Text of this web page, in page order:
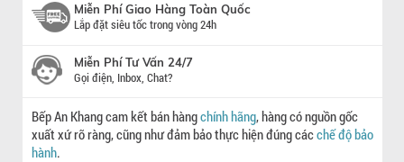
Miễn Phí Giao Hàng Toàn Quốc
Lắp đặt siêu tốc trong vòng 24h
Miễn Phí Tư Vấn 24/7
Gọi điện, Inbox, Chat?
Bếp An Khang cam kết bán hàngchính hãng, hàng có nguồn gốc
xuất xứ rõ ràng, cũng như đảm bảo thực hiện đúng cácchế độ bảo
hành.